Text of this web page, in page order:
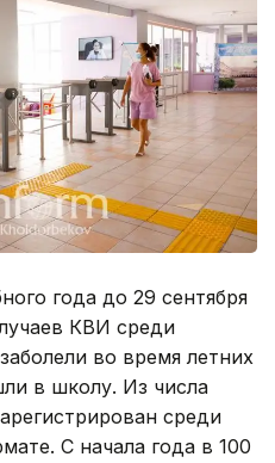
года до 29 сентября
КВИ среди
во время летних
в школу. Из числа
среди
С начала года в 100